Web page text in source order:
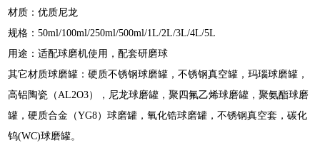
材质：优质尼龙
规格：50ml/100ml/250ml/500ml/1L/2L/3L/4L/5L
用途：适配球磨机使用，配套研磨球
其它材质球磨罐：硬质不锈钢球磨罐，不锈钢真空罐，玛瑙球磨罐，
高铝陶瓷（AL2O3），尼龙球磨罐，聚四氟乙烯球磨罐，聚氨酯球磨
罐，硬质合金（YG8）球磨罐，氧化锆球磨罐，不锈钢真空套，碳化
钨(WC)球磨罐。